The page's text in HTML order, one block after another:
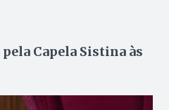
Capela Sistina às